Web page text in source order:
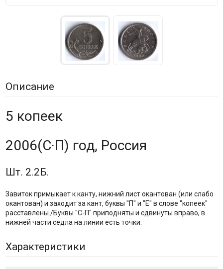
Описание
5 копеек
2006(С·П) год, Россия
Шт. 2.2Б.
Завиток примыкает к канту, нижний лист окантован (или слабо
окантован) и заходит за кант, буквы "П" и "Е" в слове "копеек"
расставлены./Буквы "С-П" приподняты и сдвинуты вправо, в
нижней части седла на линии есть точки.
Характеристики